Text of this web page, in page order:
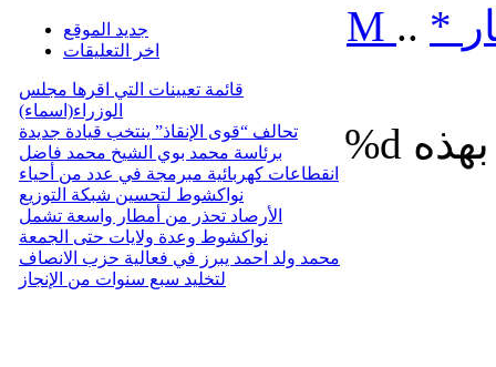
جديد الموقع
اخر التعليقات
قائمة تعيينات التي اقرها مجلس
الوزراء(اسماء)
تحالف “قوى الإنقاذ” ينتخب قيادة جديدة
برئاسة محمد بوي الشيخ محمد فاضل
انقطاعات كهربائية مبرمجة في عدد من أحياء
نواكشوط لتحسين شبكة التوزيع
الأرصاد تحذر من أمطار واسعة تشمل
نواكشوط وعدة ولايات حتى الجمعة
محمد ولد احمد يبرز في فعالية حزب الانصاف
لتخليد سبع سنوات من الإنجاز
M .. *
%d